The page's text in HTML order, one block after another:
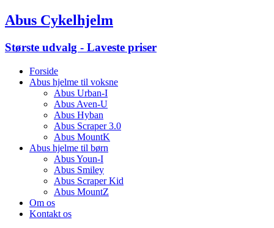
Abus Cykelhjelm
Største udvalg - Laveste priser
Forside
Abus hjelme til voksne
Abus Urban-I
Abus Aven-U
Abus Hyban
Abus Scraper 3.0
Abus MountK
Abus hjelme til børn
Abus Youn-I
Abus Smiley
Abus Scraper Kid
Abus MountZ
Om os
Kontakt os